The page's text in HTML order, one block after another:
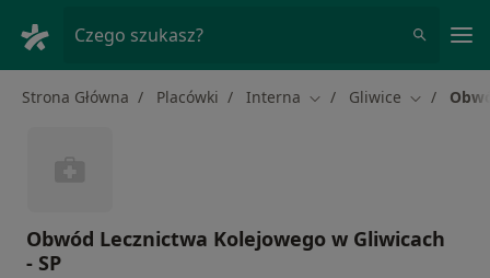
Czego szukasz?
Strona Główna Placówki Interna Zmień miasto
Gliwice Zmień
Obwód Lecznictwa Kolejowego w Gliwicach
- SP